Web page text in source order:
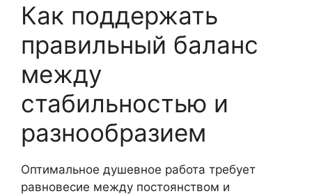
Как поддержать
правильный баланс
между
стабильностью и
разнообразием
Оптимальное душевное работа требует
равновесие между постоянством и